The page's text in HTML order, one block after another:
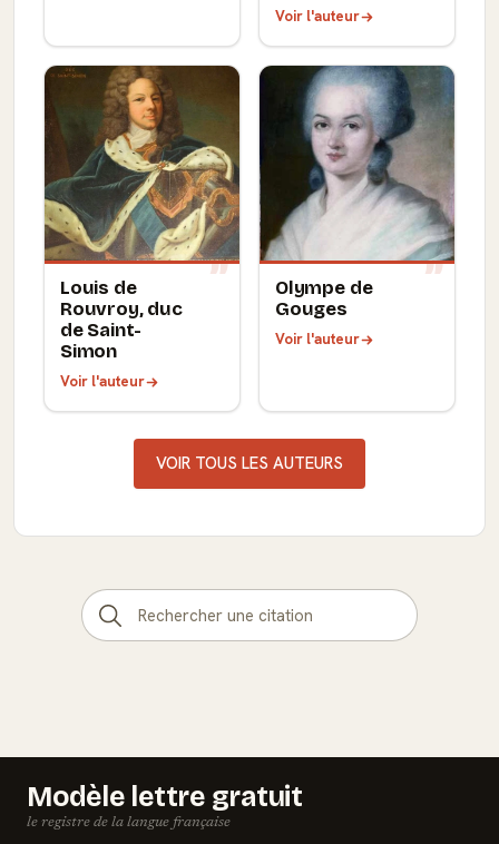
Voir l'auteur
Louis de
Rouvroy, duc
de Saint-
Simon
Voir l'auteur
Olympe de
Gouges
Voir l'auteur
VOIR TOUS LES AUTEURS
Modèle lettre gratuit
le registre de la langue française